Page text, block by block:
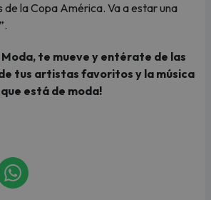
de la Copa América. Va a estar una
Moda, te mueve y entérate de las
tus artistas favoritos y la música
que está de moda!